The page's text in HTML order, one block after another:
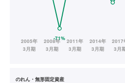
のれん・無形固定資産